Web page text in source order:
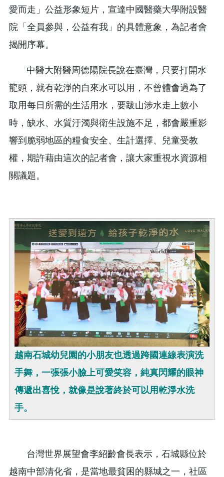
愛而走」公益形象短片，宣達中國醫藥大學附設醫
院「全員參與，公益有我」的具體意象，為記者會
揭開序幕。
中醫大附醫周德陽院長說在臺灣，只要打開水
龍頭，就有乾淨的自來水可以用，不曾體會過為了
取用每日所需的生活用水，要跋山涉水走上數小
時，缺水、水質汙濁與衛生設施不足，都會嚴重影
響到脆弱地區的糧食安全、生計選擇、兒童受教
權，期許藉由這次的記者會，讓大家重視水資源相
關議題。
越南石城幼兒園的小朋友也透過跨國連線表演洗
手舞，一張張小臉上可愛笑容，純真閃耀的眼神
傳遞出喜悅，就像是說著終於可以用乾淨水洗
手。
台灣世界展望會李紹齡會長表示， 石城縣位於
越南中部清化省，是當地最貧困的縣城之一，社區